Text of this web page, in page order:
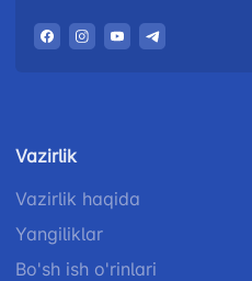
Vazirlik
Vazirlik haqida
Yangiliklar
Bo'sh ish o'rinlari